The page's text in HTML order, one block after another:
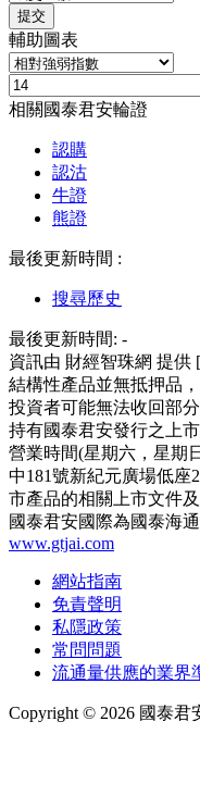
提交
輔助圖表
相關國泰君安輪證
認購
認沽
牛證
熊證
最後更新時間 :
搜尋歷史
最後更新時間: -
資訊由 財經智珠網 提供 [
結構性產品並無抵押品
投資者可能無法收回部
持有國泰君安發行之上
營業時間(星期六，星期
中181號新紀元廣場低座
市產品的相關上市文件及
國泰君安國際為國泰海
www.gtjai.com
網站指南
免責聲明
私隱政策
常問問題
流通量供應的業界
Copyright © 2026 國泰君